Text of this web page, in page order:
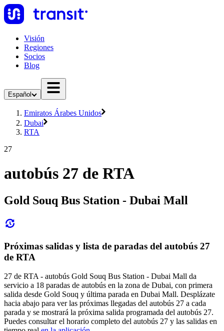
Visión
Regiones
Socios
Blog
Español
Emiratos Árabes Unidos
Dubai
RTA
27
autobús 27 de RTA
Gold Souq Bus Station - Dubai Mall
Próximas salidas y lista de paradas del autobús 27
de RTA
27 de RTA - autobús Gold Souq Bus Station - Dubai Mall da
servicio a 18 paradas de autobús en la zona de Dubai, con primera
salida desde Gold Souq y última parada en Dubai Mall. Desplázate
hacia abajo para ver las próximas llegadas del autobús 27 a cada
parada y se mostrará la próxima salida programada del autobús 27.
Puedes consultar el horario completo del autobús 27 y las salidas en